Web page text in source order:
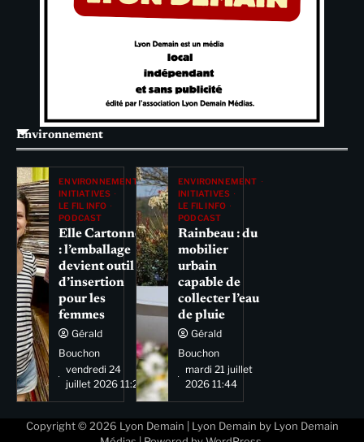
Environnement
ENVIRONNEMENT
INITIATIVES
LE FIL INFO
PODCAST
Elle Cartonne
: l’emballage
devient outil
d’insertion
pour les
femmes
Gérald
Bouchon
vendredi 24
juillet 2026 11:29
ENVIRONNEMENT
INITIATIVES
LE FIL INFO
PODCAST
Rainbeau : du
mobilier
urbain
capable de
collecter l’eau
de pluie
Gérald
Bouchon
mardi 21 juillet
2026 11:44
Copyright © 2026 Lyon Demain | Lyon Demain by Lyon Demain